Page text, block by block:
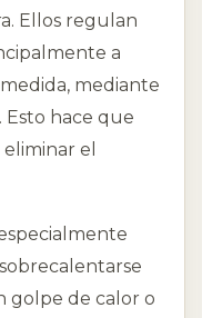
Ellos regulan
a
mediante
Esto hace que
el
golpe de calor o